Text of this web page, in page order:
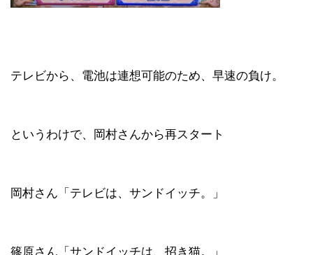
テレビから、電池は連想可能のため、早速の負け。
というわけで、岡村さんから再スタート
岡村さん「テレビは、サンドイッチ。」
篠原さん「サンドイッチは、招き猫。」